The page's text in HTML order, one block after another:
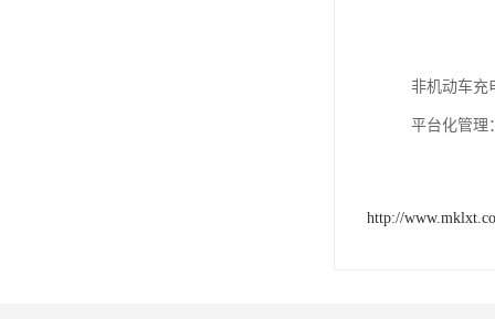
非机动车充
平台化管理
http://